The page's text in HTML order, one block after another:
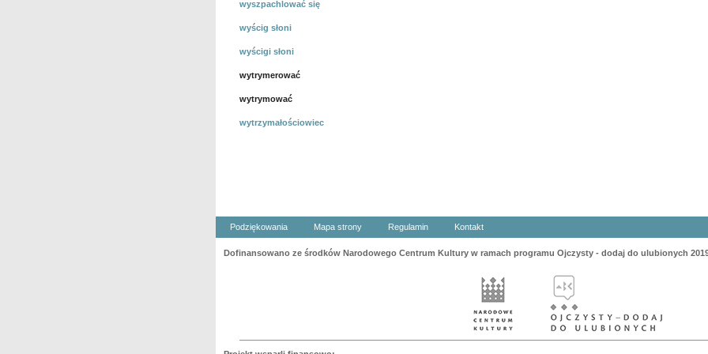
wyszpachlować się
wyścig słoni
wyścigi słoni
wytrymerować
wytrymować
wytrzymałościowiec
Podziękowania Mapa strony Regulamin Kontakt
Dofinansowano ze środków Narodowego Centrum Kultury w ramach programu Ojczysty - dodaj do ulubionych